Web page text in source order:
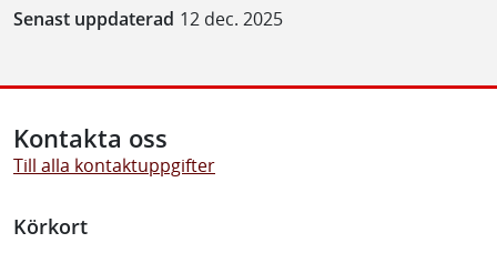
Senast uppdaterad 12 dec. 2025
Kontakta oss
Till alla kontaktuppgifter
Körkort